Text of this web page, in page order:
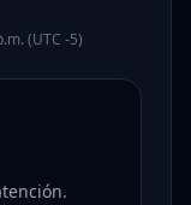
(UTC -5)